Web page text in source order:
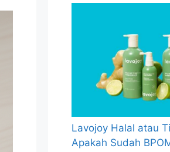
Lavojoy Halal atau
Apakah Sudah